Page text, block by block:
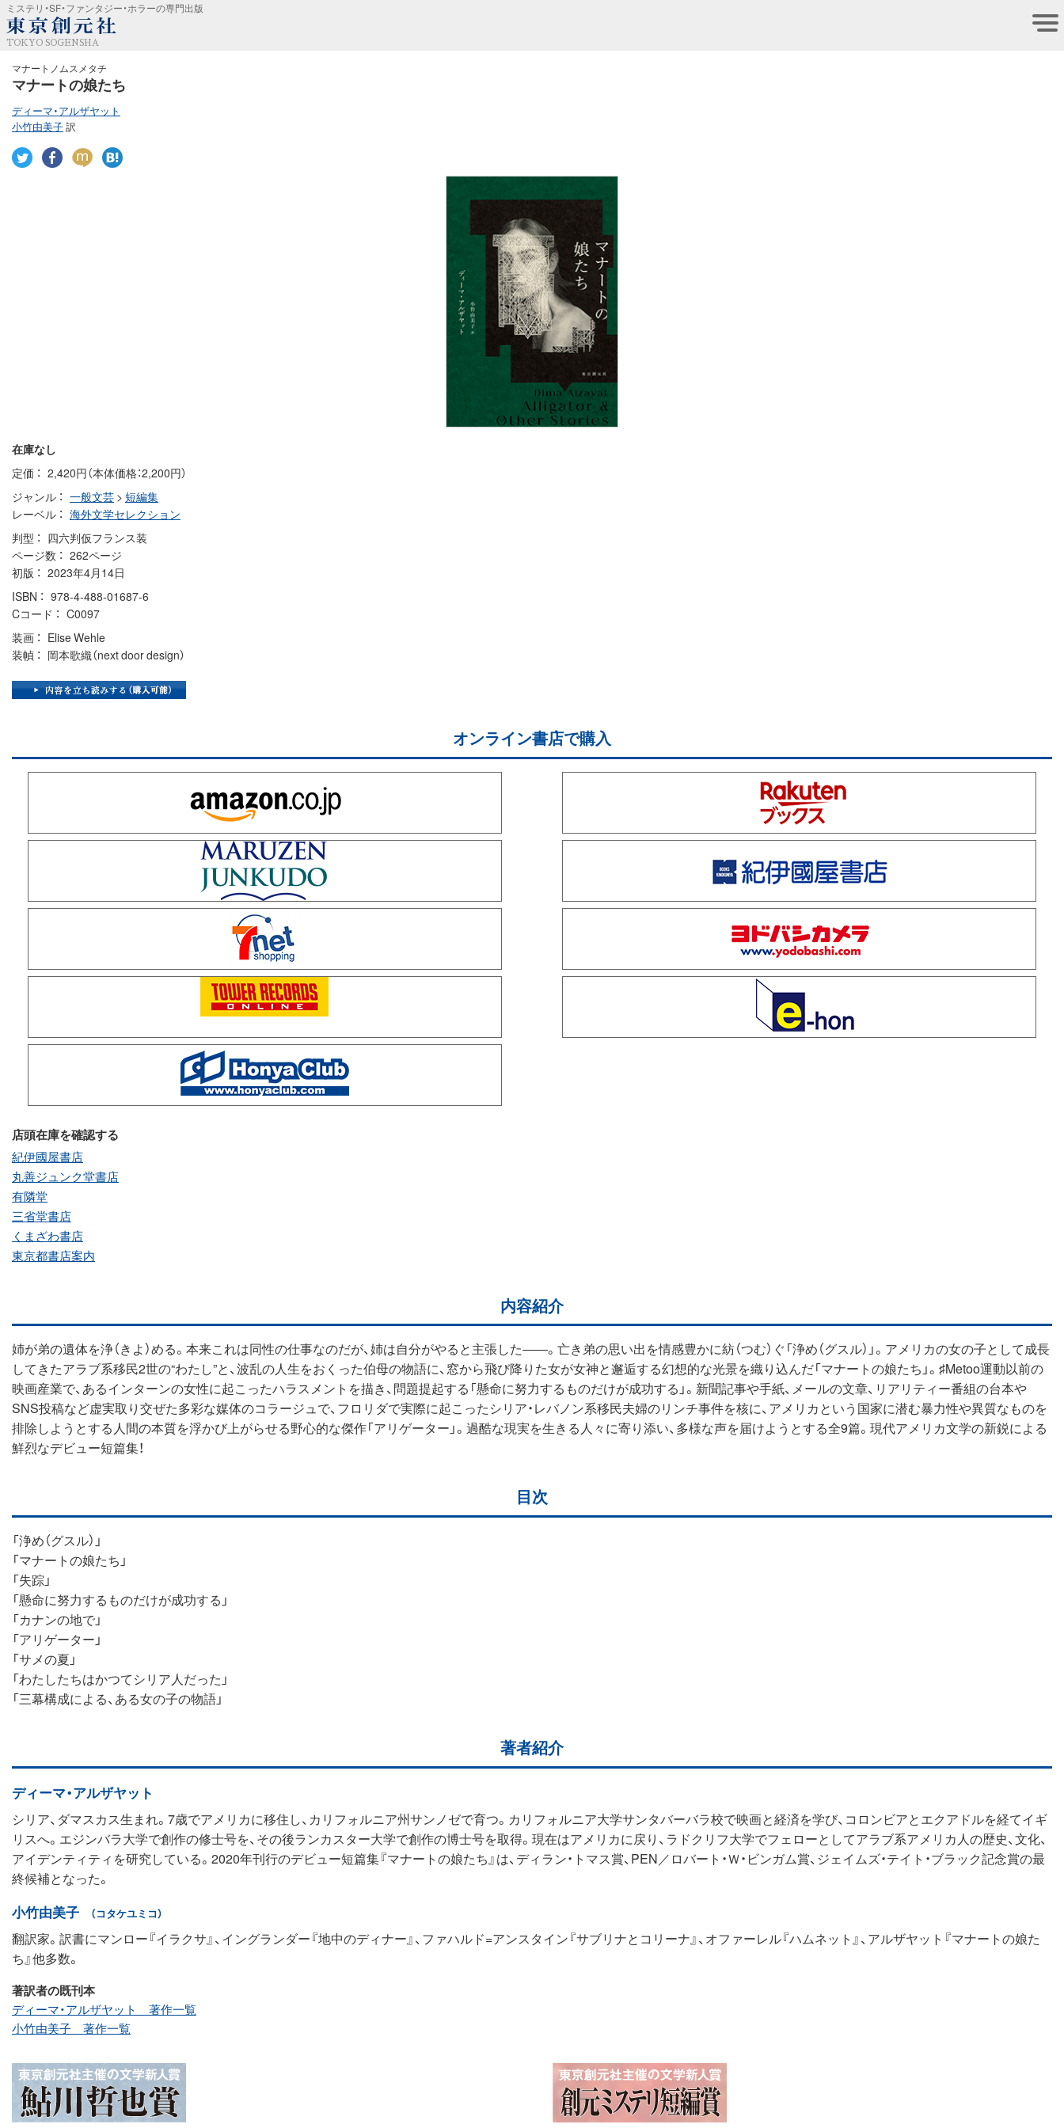
ミステリ・SF・ファンタジー・ホラーの専門出版
TOKYO SOGENSHA
マナートノムスメタチ
マナートの娘たち
ディーマ・アルザヤット
小竹由美子訳
在庫なし
定価
2,420円（本体価格：2,200円）
ジャンル
一般文芸 > 短編集
レーベル
海外文学セレクション
判型
四六判仮フランス装
ページ数
262ページ
初版
2023年4月14日
ISBN
978-4-488-01687-6
Cコード
C0097
装画
Elise Wehle
装幀
岡本歌織（next door design）
オンライン書店で購入
店頭在庫を確認する
紀伊國屋書店
丸善ジュンク堂書店
有隣堂
三省堂書店
くまざわ書店
東京都書店案内
内容紹介
姉が弟の遺体を浄（きよ）める。本来これは同性の仕事なのだが、姉は自分がやると主張した――。亡き弟の思い出を情感豊かに紡（つむ）ぐ「浄め（グスル）」。アメリカの女の子として成長
してきたアラブ系移民2世の“わたし”と、波乱の人生をおくった伯母の物語に、窓から飛び降りた女が女神と邂逅する幻想的な光景を織り込んだ「マナートの娘たち」。♯Metoo運動以前の
映画産業で、あるインターンの女性に起こったハラスメントを描き、問題提起する「懸命に努力するものだけが成功する」。新聞記事や手紙、メールの文章、リアリティー番組の台本や
SNS投稿など虚実取り交ぜた多彩な媒体のコラージュで、フロリダで実際に起こったシリア・レバノン系移民夫婦のリンチ事件を核に、アメリカという国家に潜む暴力性や異質なものを
排除しようとする人間の本質を浮かび上がらせる野心的な傑作「アリゲーター」。過酷な現実を生きる人々に寄り添い、多様な声を届けようとする全9篇。現代アメリカ文学の新鋭による
鮮烈なデビュー短篇集！
目次
「浄め（グスル）」
「マナートの娘たち」
「失踪」
「懸命に努力するものだけが成功する」
「カナンの地で」
「アリゲーター」
「サメの夏」
「わたしたちはかつてシリア人だった」
「三幕構成による、ある女の子の物語」
著者紹介
ディーマ・アルザヤット
シリア、ダマスカス生まれ。7歳でアメリカに移住し、カリフォルニア州サンノゼで育つ。カリフォルニア大学サンタバーバラ校で映画と経済を学び、コロンビアとエクアドルを経てイギ
リスへ。エジンバラ大学で創作の修士号を、その後ランカスター大学で創作の博士号を取得。現在はアメリカに戻り、ラドクリフ大学でフェローとしてアラブ系アメリカ人の歴史、文化、
アイデンティティを研究している。2020年刊行のデビュー短篇集『マナートの娘たち』は、ディラン・トマス賞、PEN／ロバート・Ｗ・ビンガム賞、ジェイムズ・テイト・ブラック記念賞の最
終候補となった。
小竹由美子 （コタケユミコ）
翻訳家。訳書にマンロー『イラクサ』、イングランダー『地中のディナー』、ファハルド=アンスタイン『サブリナとコリーナ』、オファーレル『ハムネット』、アルザヤット『マナートの娘た
ち』他多数。
著訳者の既刊本
ディーマ・アルザヤット 著作一覧
小竹由美子 著作一覧